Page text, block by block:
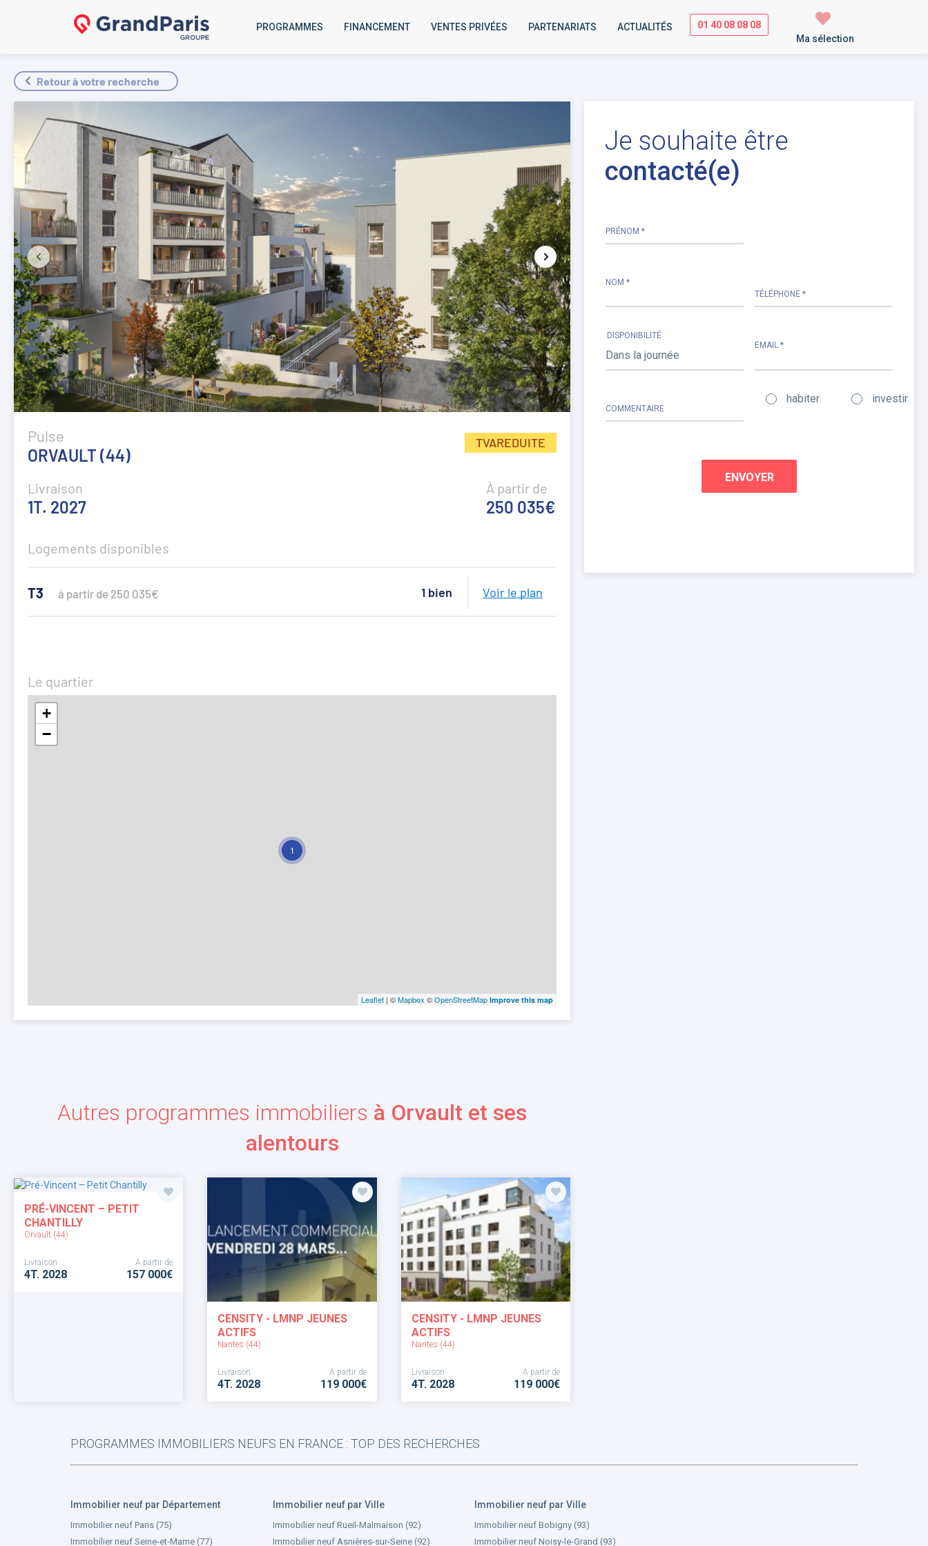
PROGRAMMES FINANCEMENT VENTES PRIVÉES PARTENARIATS ACTUALITÉS 01 40 08 08 08
Ma sélection
Retour à votre recherche
Pulse
ORVAULT (44)
TVAREDUITE
Livraison
1T. 2027
À partir de
250 035€
Logements disponibles
T3 à partir de 250 035€ 1 bien Voir le plan
Le quartier
1
+
−
Leaflet | ©Mapbox ©OpenStreetMap Improve this map
Autres programmes immobiliers à Orvault et ses
alentours
PRÉ-VINCENT – PETIT
CHANTILLY
Orvault (44)
Livraison
4T. 2028
A partir de
157 000€
CENSITY - LMNP JEUNES
ACTIFS
Nantes (44)
Livraison
4T. 2028
A partir de
119 000€
CENSITY - LMNP JEUNES
ACTIFS
Nantes (44)
Livraison
4T. 2028
A partir de
119 000€
Je souhaite être
contacté(e)
PRÉNOM *
NOM *
TÉLÉPHONE *
DISPONIBILITÉ
EMAIL *
COMMENTAIRE
habiter investir
PROGRAMMES IMMOBILIERS NEUFS EN FRANCE : TOP DES RECHERCHES
Immobilier neuf par Département
Immobilier neuf Paris (75)
Immobilier neuf Seine-et-Marne (77)
Immobilier neuf par Ville
Immobilier neuf Rueil-Malmaison (92)
Immobilier neuf Asnières-sur-Seine (92)
Immobilier neuf par Ville
Immobilier neuf Bobigny (93)
Immobilier neuf Noisy-le-Grand (93)